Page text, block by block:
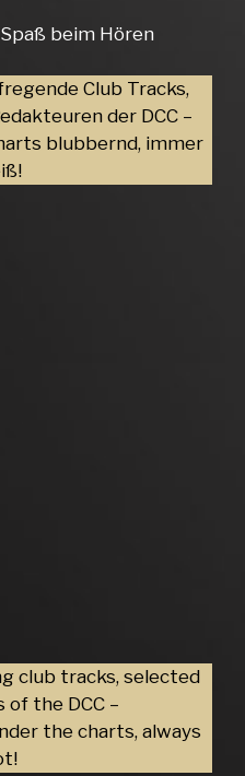
beim Hören
Club Tracks,
der DCC –
blubbernd, immer
club tracks, selected
the DCC –
the charts, always